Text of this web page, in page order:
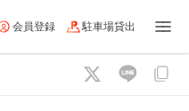
会員登録 駐車場貸出